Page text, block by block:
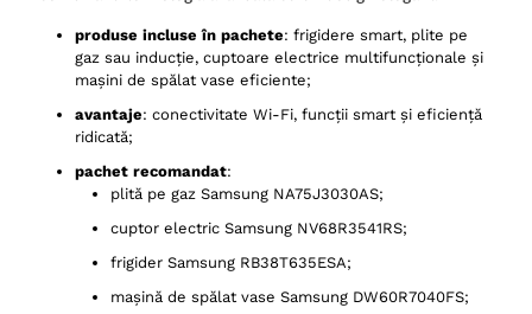
produse incluse în pachete: frigidere smart, plite pe
gaz sau inducție, cuptoare electrice multifuncționale și
mașini de spălat vase eficiente;
avantaje: conectivitate Wi-Fi, funcții smart și eficiență
ridicată;
pachet recomandat:
plită pe gaz Samsung NA75J3030AS;
cuptor electric Samsung NV68R3541RS;
frigider Samsung RB38T635ESA;
mașină de spălat vase Samsung DW60R7040FS;